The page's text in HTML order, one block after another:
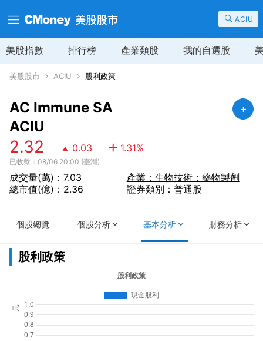
ACIU
美股指數 排行榜 產業類股 我的自選股
美股股市 ACIU 股利政策
AC Immune SA
ACIU
2.32 0.03 1.31%
已收盤：08/06 20:00 (臺灣)
成交量(萬)：7.03
總市值(億)：2.36
產業：生物技術：藥物製劑
證券類別：普通股
個股總覽 個股分析 基本分析 財務分析
股利政策